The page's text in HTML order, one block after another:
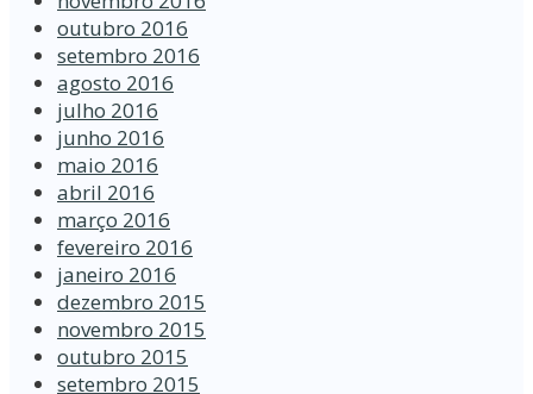
outubro 2016
setembro 2016
agosto 2016
julho 2016
junho 2016
maio 2016
abril 2016
março 2016
fevereiro 2016
janeiro 2016
dezembro 2015
novembro 2015
outubro 2015
setembro 2015